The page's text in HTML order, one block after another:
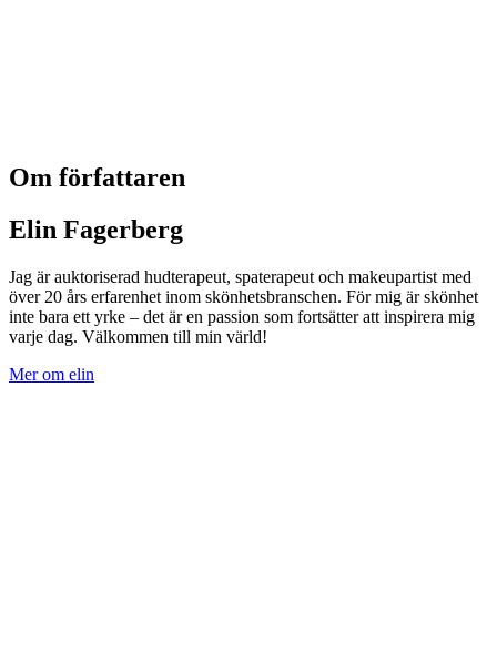
Om författaren
Elin Fagerberg
Jag är auktoriserad hudterapeut, spaterapeut och makeupartist med
över 20 års erfarenhet inom skönhetsbranschen. För mig är skönhet
inte bara ett yrke – det är en passion som fortsätter att inspirera mig
varje dag. Välkommen till min värld!
Mer om elin